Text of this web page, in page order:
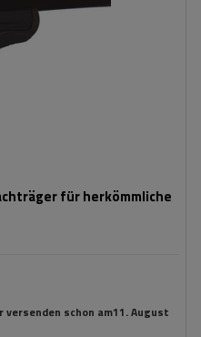
für herkömmliche
versenden schon am11. August